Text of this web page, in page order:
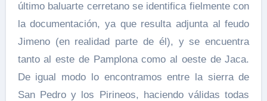
último baluarte cerretano se identifica fielmente con
la documentación, ya que resulta adjunta al feudo
Jimeno (en realidad parte de él), y se encuentra
tanto al este de Pamplona como al oeste de Jaca.
De igual modo lo encontramos entre la sierra de
San Pedro y los Pirineos, haciendo válidas todas